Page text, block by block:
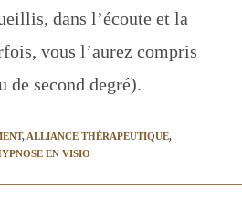
dans l’écoute et la
vous l’aurez compris
de second degré).
, ALLIANCE THÉRAPEUTIQUE,
EN VISIO